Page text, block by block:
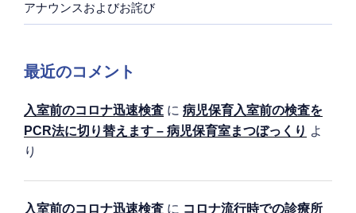
アナウンスおよびお詫び
最近のコメント
入室前のコロナ迅速検査 に 病児保育入室前の検査を
PCR法に切り替えます – 病児保育室まつぼっくり よ
り
入室前のコロナ迅速検査 に コロナ流行時での診療所